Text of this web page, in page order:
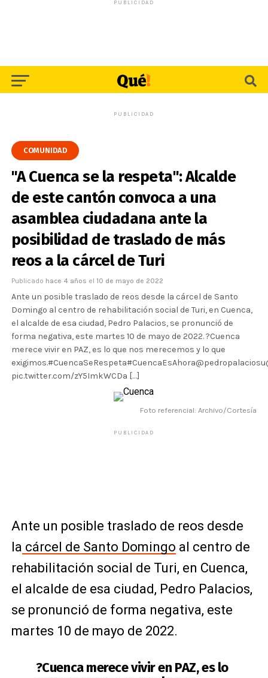
PUBLICIDAD
PUBLICIDAD
COMUNIDAD
"A Cuenca se la respeta": Alcalde
de este cantón convoca a una
asamblea ciudadana ante la
posibilidad de traslado de más
reos a la cárcel de Turi
Publicado hace 4 años el 10 de mayo de 2022
Ante un posible traslado de reos desde la cárcel de Santo
Domingo al centro de rehabilitación social de Turi, en Cuenca,
el alcalde de esa ciudad, Pedro Palacios, se pronunció de
forma negativa, este martes 10 de mayo de 2022. ?Cuenca
merece vivir en PAZ, es lo que nos merecemos y lo que
pic.twitter.com/zY5ImkWCDa […]
Foto referencial: Archivo/Cortesía
PUBLICIDAD
Ante un posible traslado de reos desde
la cárcel de Santo Domingo al centro de
rehabilitación social de Turi, en Cuenca,
el alcalde de esa ciudad, Pedro Palacios,
se pronunció de forma negativa, este
martes 10 de mayo de 2022.
?Cuenca merece vivir en PAZ, es lo